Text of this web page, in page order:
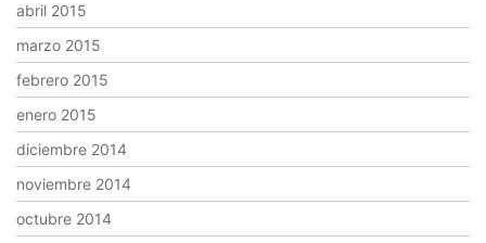
abril 2015
marzo 2015
febrero 2015
enero 2015
diciembre 2014
noviembre 2014
octubre 2014